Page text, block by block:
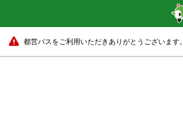
都営バスをご利用いただきありがとうございます。